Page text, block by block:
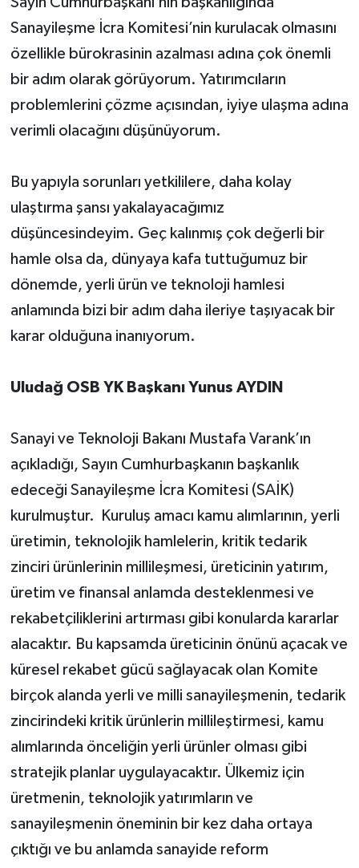
Sanayileşme İcra Komitesi’nin kurulacak olmasını
özellikle bürokrasinin azalması adına çok önemli
bir adım olarak görüyorum. Yatırımcıların
problemlerini çözme açısından, iyiye ulaşma adına
verimli olacağını düşünüyorum.
Bu yapıyla sorunları yetkililere, daha kolay
ulaştırma şansı yakalayacağımız
düşüncesindeyim. Geç kalınmış çok değerli bir
hamle olsa da, dünyaya kafa tuttuğumuz bir
dönemde, yerli ürün ve teknoloji hamlesi
anlamında bizi bir adım daha ileriye taşıyacak bir
karar olduğuna inanıyorum.
Uludağ OSB YK Başkanı Yunus AYDIN
Sanayi ve Teknoloji Bakanı Mustafa Varank’ın
açıkladığı, Sayın Cumhurbaşkanın başkanlık
edeceği Sanayileşme İcra Komitesi (SAİK)
kurulmuştur. Kuruluş amacı kamu alımlarının, yerli
üretimin, teknolojik hamlelerin, kritik tedarik
zinciri ürünlerinin millileşmesi, üreticinin yatırım,
üretim ve finansal anlamda desteklenmesi ve
rekabetçiliklerini artırması gibi konularda kararlar
alacaktır. Bu kapsamda üreticinin önünü açacak ve
küresel rekabet gücü sağlayacak olan Komite
birçok alanda yerli ve milli sanayileşmenin, tedarik
zincirindeki kritik ürünlerin millileştirmesi, kamu
alımlarında önceliğin yerli ürünler olması gibi
stratejik planlar uygulayacaktır. Ülkemiz için
üretmenin, teknolojik yatırımların ve
sanayileşmenin öneminin bir kez daha ortaya
çıktığı ve bu anlamda sanayide reform